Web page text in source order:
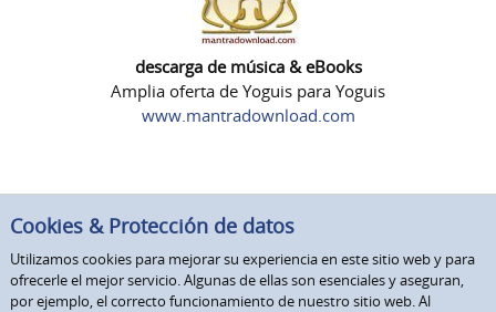
descarga de música & eBooks
Amplia oferta de Yoguis para Yoguis
www.mantradownload.com
Cookies & Protección de datos
Utilizamos cookies para mejorar su experiencia en este sitio web y para
ofrecerle el mejor servicio. Algunas de ellas son esenciales y aseguran,
por ejemplo, el correcto funcionamiento de nuestro sitio web. Al